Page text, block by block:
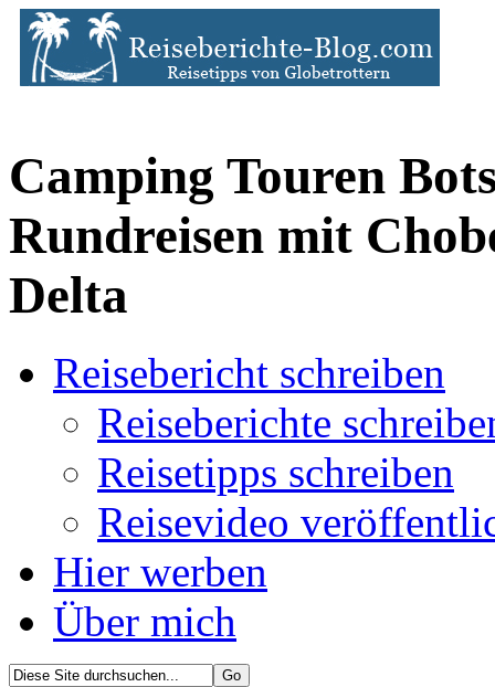
Camping Touren
Rundreisen mit
Delta
Reisebericht schreiben
Reiseberichte
Reisetipps schreiben
Reisevideo
Hier werben
Über mich